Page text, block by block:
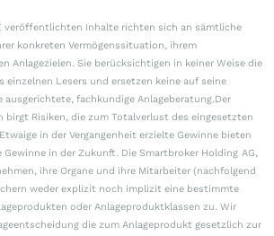
veröffentlichten Inhalte richten sich an sämtliche
konkreten Vermögenssituation, ihrem
Anlagezielen. Sie berücksichtigen in keiner Weise die
einzelnen Lesers und ersetzen keine auf seine
fachkundige Anlageberatung.Der
birgt Risiken, die zum Totalverlust des eingesetzten
in der Vergangenheit erzielte Gewinne bieten
Gewinne in der Zukunft. Die Smartbroker Holding AG,
ihre Organe und ihre Mitarbeiter (nachfolgend
weder explizit noch implizit eine bestimmte
oder Anlageproduktklassen zu. Wir
die zum Anlageprodukt gesetzlich zur